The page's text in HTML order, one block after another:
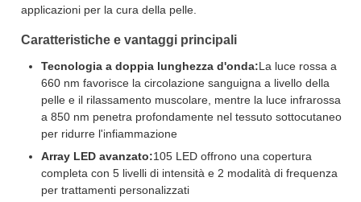
applicazioni per la cura della pelle.
Caratteristiche e vantaggi principali
Tecnologia a doppia lunghezza d'onda:La luce rossa a
660 nm favorisce la circolazione sanguigna a livello della
pelle e il rilassamento muscolare, mentre la luce infrarossa
a 850 nm penetra profondamente nel tessuto sottocutaneo
per ridurre l'infiammazione
Array LED avanzato:105 LED offrono una copertura
completa con 5 livelli di intensità e 2 modalità di frequenza
per trattamenti personalizzati